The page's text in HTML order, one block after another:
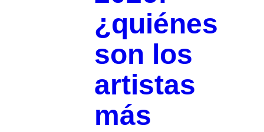
¿quiénes
son los
artistas
más